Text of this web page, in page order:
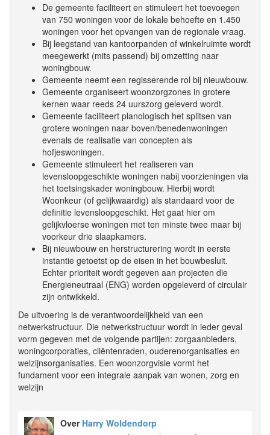
De gemeente faciliteert en stimuleert het toevoegen
van 750 woningen voor de lokale behoefte en 1.450
woningen voor het opvangen van de regionale vraag.
Bij leegstand van kantoorpanden of winkelruimte wordt
meegewerkt (mits passend) bij omzetting naar
woningbouw.
Gemeente neemt een regisserende rol bij nieuwbouw.
Gemeente organiseert woonzorgzones in grotere
kernen waar reeds 24 uurszorg geleverd wordt.
Gemeente faciliteert planologisch het splitsen van
grotere woningen naar boven/benedenwoningen
evenals de realisatie van concepten als
hofjeswoningen.
Gemeente stimuleert het realiseren van
levensloopgeschikte woningen nabij voorzieningen via
het toetsingskader woningbouw. Hierbij wordt
Woonkeur (of gelijkwaardig) als standaard voor de
definitie levensloopgeschikt. Het gaat hier om
gelijkvloerse woningen met ten minste twee maar bij
voorkeur drie slaapkamers.
Bij nieuwbouw en herstructurering wordt in eerste
instantie getoetst op de eisen in het bouwbesluit.
Echter prioriteit wordt gegeven aan projecten die
Energieneutraal (ENG) worden opgeleverd of circulair
zijn ontwikkeld.
De uitvoering is de verantwoordelijkheid van een
netwerkstructuur. Die netwerkstructuur wordt in ieder geval
vorm gegeven met de volgende partijen: zorgaanbieders,
woningcorporaties, cliëntenraden, ouderenorganisaties en
welzijnsorganisaties. Een woonzorgvisie vormt het
fundament voor een integrale aanpak van wonen, zorg en
welzijn
Over Harry Woldendorp